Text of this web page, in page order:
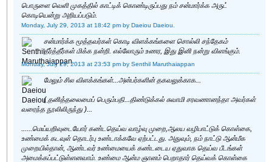
பொருளை வெளி முகத்தில் காட்டிக் கொண்டிருப்பது நம் சன்மார்க்க அருட்
கொடியென்று அறியப்படும்.
Monday, July 29, 2013 at 18:42 pm by Daeiou Daeiou.
சன்மார்க்க மூத்தவர்கள் கொடி விளக்கங்களை சொல்லி சந்தேகம்
தீர்த்தீர்கள் மிக்க நன்றி. எல்லோரும் உணர, இது இனி நன்று விளங்கும்.
Monday, July 29, 2013 at 23:53 pm by Senthil Maruthaiappan
மேலும் சில விளக்கங்கள்...அன்பர்களின் தகவலுக்காக...
( தனித்தலைமைப் பெரும்பதி...திண்டுக்கல் சுவாமி சரவணானந்தா அவர்கள்
வரைந்த நூலிலிருந்து )...
......மெய்யறிவுடையோர் கண்டதெய்வ வாழ்வு முறை,ஆலய வழிபாட்டுக் கொள்கை,
உண்மைக் கடவுள் தொடர்பு உண்டாக்கவே ஏற்பட்டது. அதுவும், நம் நாட்டு ஆன்மீக
முறையில்தான், ஆண்டவர் உண்மையைக் கண்டடைய ஏதுவாக தெய்வ பீடங்கள்
அமைக்கப்பட்டுள்ளனவாம். உண்மை ஆன்ம ஞானம் பெறாதார் தெய்வக் கொள்கை